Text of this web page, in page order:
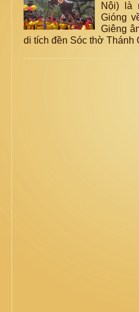
Nội) là
Gióng
Giêng
di tích đền Sóc thờ Thánh